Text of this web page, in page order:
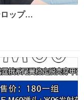
ップ